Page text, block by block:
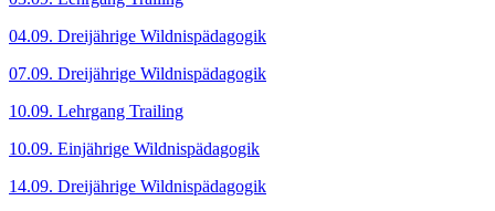
04.09. Dreijährige Wildnispädagogik
07.09. Dreijährige Wildnispädagogik
10.09. Lehrgang Trailing
10.09. Einjährige Wildnispädagogik
14.09. Dreijährige Wildnispädagogik